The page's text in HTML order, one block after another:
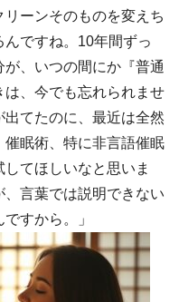
ーンそのものを変えち
ですね。10年間ずっ
、いつの間にか『普通
、今でも忘れられませ
てたのに、最近は全然
眠術、特に非言語催眠
てほしいなと思いま
言葉では説明できない
すから。」